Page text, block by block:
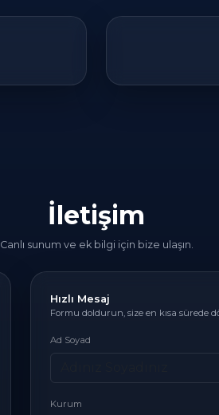
İletişim
Canlı sunum ve ek bilgi için bize ulaşın.
Hızlı Mesaj
Formu doldurun, size en kısa sürede
Ad Soyad
Kurum